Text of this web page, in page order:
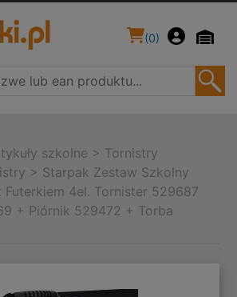
(0)
szkolne > Tornistry
> Starpak Zestaw Szkolny
Futerkiem 4el. Tornister 529687
+ Piórnik 529472 + Torba